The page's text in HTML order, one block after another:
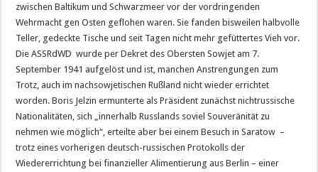
zwischen Baltikum und Schwarzmeer vor der vordringenden
Wehrmacht gen Osten geflohen waren. Sie fanden bisweilen halbvolle
Teller, gedeckte Tische und seit Tagen nicht mehr gefüttertes Vieh vor.
Die ASSRdWD wurde per Dekret des Obersten Sowjet am 7.
September 1941 aufgelöst und ist, manchen Anstrengungen zum
Trotz, auch im nachsowjetischen Rußland nicht wieder errichtet
worden. Boris Jelzin ermunterte als Präsident zunächst nichtrussische
Nationalitäten, sich „innerhalb Russlands soviel Souveränität zu
nehmen wie möglich“, erteilte aber bei einem Besuch in Saratow –
trotz eines vorherigen deutsch-russischen Protokolls der
Wiedererrichtung bei finanzieller Alimentierung aus Berlin – einer